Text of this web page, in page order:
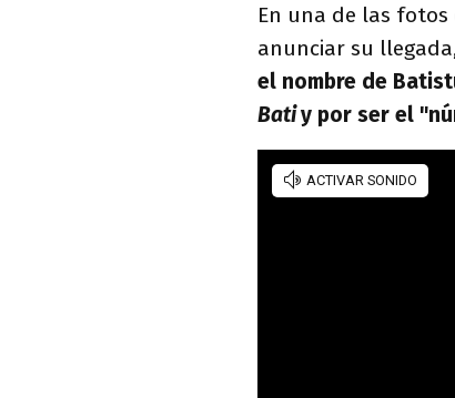
En una de las
anunciar su
el nombre de
Batiy por ser el